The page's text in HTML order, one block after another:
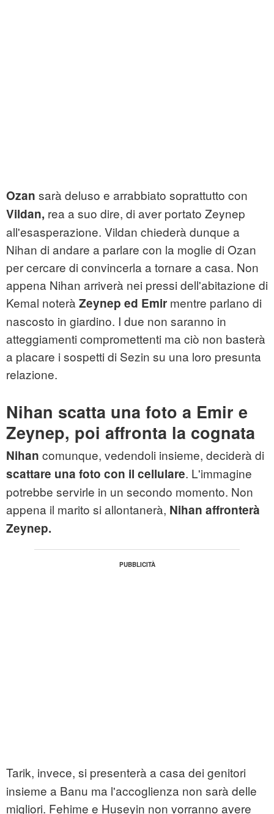
Ozan sarà deluso e arrabbiato soprattutto con
Vildan, rea a suo dire, di aver portato Zeynep
all'esasperazione. Vildan chiederà dunque a
Nihan di andare a parlare con la moglie di Ozan
per cercare di convincerla a tornare a casa. Non
appena Nihan arriverà nei pressi dell'abitazione di
Kemal noterà Zeynep ed Emir mentre parlano di
nascosto in giardino. I due non saranno in
atteggiamenti compromettenti ma ciò non basterà
a placare i sospetti di Sezin su una loro presunta
relazione.
Nihan scatta una foto a Emir e
Zeynep, poi affronta la cognata
Nihan comunque, vedendoli insieme, deciderà di
scattare una foto con il cellulare. L'immagine
potrebbe servirle in un secondo momento. Non
appena il marito si allontanerà, Nihan affronterà
Zeynep.
Tarik, invece, si presenterà a casa dei genitori
insieme a Banu ma l'accoglienza non sarà delle
migliori. Fehime e Huseyin non vorranno avere